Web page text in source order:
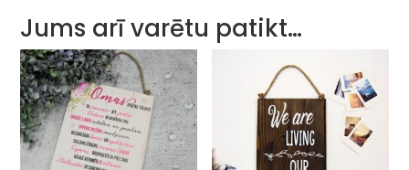
Jums arī varētu patikt…